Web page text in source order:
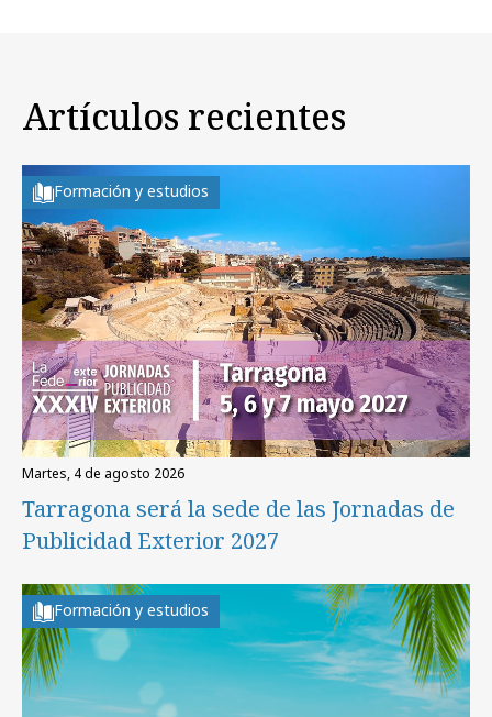
Artículos recientes
Formación y estudios
martes, 4 de agosto 2026
Tarragona será la sede de las Jornadas de
Publicidad Exterior 2027
Formación y estudios